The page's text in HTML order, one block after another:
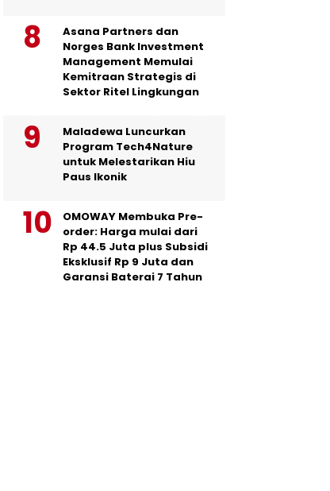
Asana Partners dan
Norges Bank Investment
Management Memulai
Kemitraan Strategis di
Sektor Ritel Lingkungan
Maladewa Luncurkan
Program Tech4Nature
untuk Melestarikan Hiu
Paus Ikonik
OMOWAY Membuka Pre-
order: Harga mulai dari
Rp 44.5 Juta plus Subsidi
Eksklusif Rp 9 Juta dan
Garansi Baterai 7 Tahun